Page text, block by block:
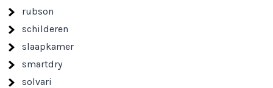
rubson
schilderen
slaapkamer
smartdry
solvari